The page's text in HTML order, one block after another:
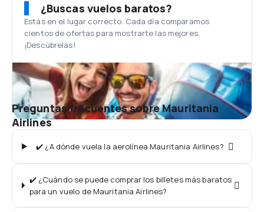
¿Buscas vuelos baratos?
Estás en el lugar correcto. Cada día comparamos
cientos de ofertas para mostrarte las mejores.
¡Descúbrelas!
Preguntas frecuentes sobre Mauritania
Airlines
✔️ ¿A dónde vuela la aerolínea Mauritania Airlines?
✔️ ¿Cuándo se puede comprar los billetes más baratos
para un vuelo de Mauritania Airlines?